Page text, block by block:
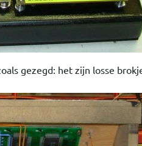
gezegd: het zijn losse